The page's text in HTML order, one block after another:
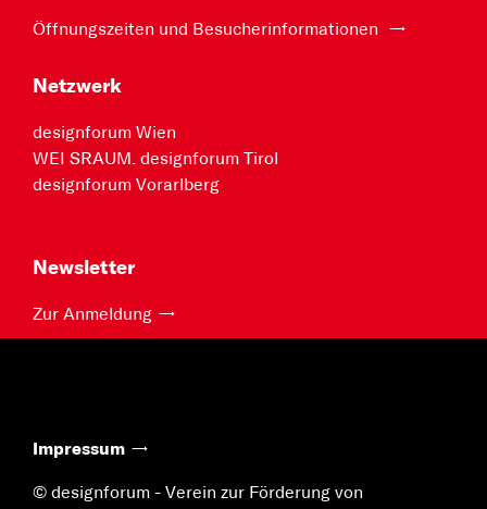
Öffnungszeiten und Besucherinformationen
Netzwerk
designforum Wien
WEI SRAUM. designforum Tirol
designforum Vorarlberg
Newsletter
Zur Anmeldung
Impressum
© designforum - Verein zur Förderung von